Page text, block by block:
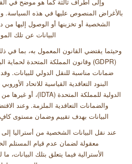
بالأغراض المنصوص عليها في هذه السياسة.
الشخصية أو تخزينها أو الوصول إليها من
البيانات عن تلك
وحيثما يقتضي القانون المعمول به، بما في ذلك
(GDPR)
وقانون المملكة المتحدة لحماية
ضمانات مناسبة للنقل الدولي للبيانات.
البنود التعاقدية القياسية للاتحاد الأوروبي
الدولية للمملكة المتحدة (IDTA)
، أو غيرها من
والضمانات التعاقدية الملزمة. وعند
البيانات بهدف تقييم وضمان مستوى
عند نقل البيانات الشخصية من أستراليا
معقولة لضمان عدم قيام المستلم
الأسترالية فيما يتعلق بتلك